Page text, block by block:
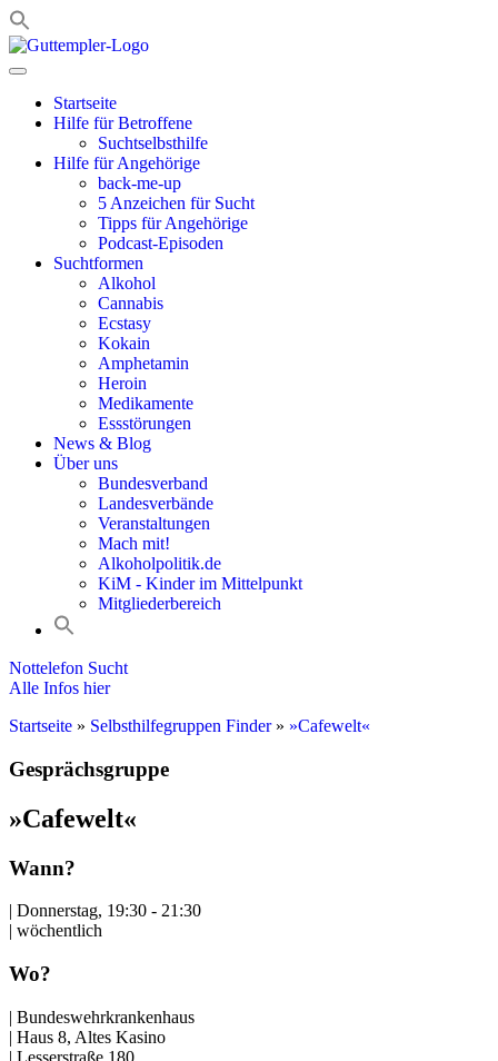
Zum
Inhalt
Startseite
Hilfe für Betroffene
Suchtselbsthilfe
Hilfe für Angehörige
back-me-up
5 Anzeichen für Sucht
Tipps für Angehörige
Podcast-Episoden
Suchtformen
Alkohol
Cannabis
Ecstasy
Kokain
Amphetamin
Heroin
Medikamente
Essstörungen
News & Blog
Über uns
Bundesverband
Landesverbände
Veranstaltungen
Mach mit!
Alkoholpolitik.de
KiM - Kinder im Mittelpunkt
Mitgliederbereich
Nottelefon Sucht
Alle Infos hier
Startseite » Selbsthilfegruppen Finder» »Cafewelt«
Gesprächsgruppe
»Cafewelt«
Wann?
| Donnerstag, 19:30 - 21:30
| wöchentlich
Wo?
| Bundeswehrkrankenhaus
| Haus 8, Altes Kasino
| Lesserstraße 180